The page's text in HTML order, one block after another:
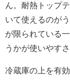
ん。耐熱トップ
いて使えるのが
が限られている
うかが使いやす
冷蔵庫の上を有